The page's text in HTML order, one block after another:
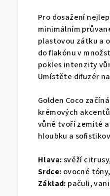
Pro dosažení
minimálním
plastovou zátku a
do flakónu v
pokles intenzity
Umístěte difuzér
Golden Coco
krémových
vůně tvoří zemité
hloubku a
Hlava:svěží
Srdce: ovocné
Základ: pačuli,